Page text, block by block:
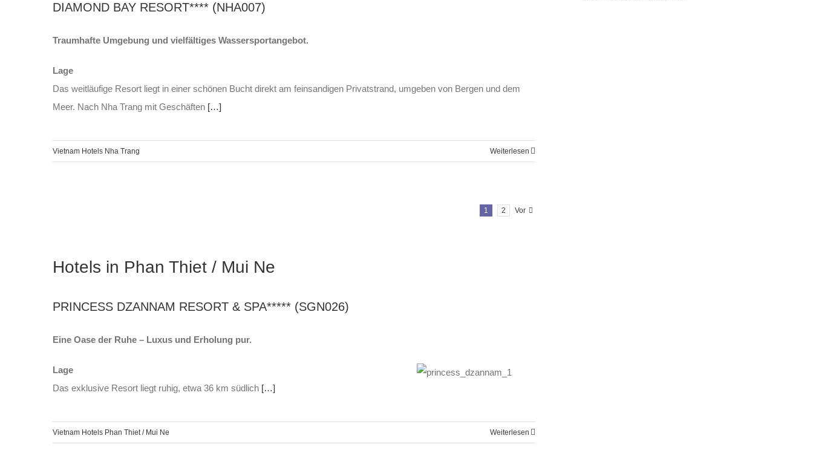
DIAMOND BAY RESORT**** (NHA007)
Traumhafte Umgebung und vielfältiges Wassersportangebot.
Lage
Das weitläufige Resort liegt in einer schönen Bucht direkt am feinsandigen Privatstrand, umgeben von Bergen und dem
Meer. Nach Nha Trang mit Geschäften […]
Vietnam Hotels Nha Trang Weiterlesen
1 2 Vor
Hotels in Phan Thiet / Mui Ne
PRINCESS DZANNAM RESORT & SPA***** (SGN026)
Eine Oase der Ruhe – Luxus und Erholung pur.
Lage
Das exklusive Resort liegt ruhig, etwa 36 km südlich […]
Vietnam Hotels Phan Thiet / Mui Ne Weiterlesen